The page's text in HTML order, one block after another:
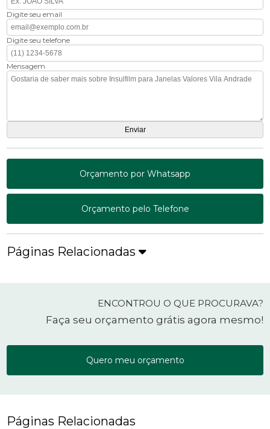
Digite seu email
Digite seu telefone
Mensagem
Orçamento por Whatsapp
Orçamento pelo Telefone
Páginas Relacionadas
ENCONTROU O QUE PROCURAVA?
Faça seu orçamento grátis agora mesmo!
Quero meu orçamento
Páginas Relacionadas